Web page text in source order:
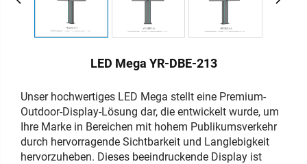
LED Mega YR-DBE-213
Unser hochwertiges LED Mega stellt eine Premium-
Outdoor-Display-Lösung dar, die entwickelt wurde, um
Ihre Marke in Bereichen mit hohem Publikumsverkehr
durch hervorragende Sichtbarkeit und Langlebigkeit
hervorzuheben. Dieses beeindruckende Display ist